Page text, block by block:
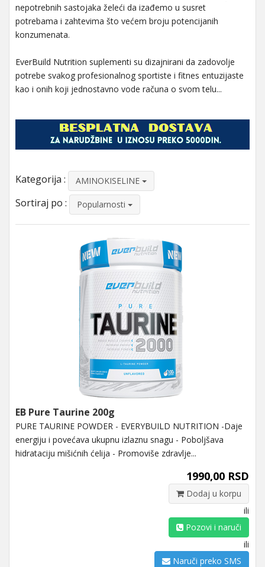
nepotrebnih sastojaka želeći da izađemo u susret
potrebama i zahtevima što većem broju potencijanih
konzumenata.
EverBuild Nutrition suplementi su dizajnirani da zadovolje
potrebe svakog profesionalnog sportiste i fitnes entuzijaste
kao i onih koji jednostavno vode računa o svom telu...
Kategorija : AMINOKISELINE
Sortiraj po : Popularnosti
EB Pure Taurine 200g
PURE TAURINE POWDER - EVERYBUILD NUTRITION -Daje
energiju i povećava ukupnu izlaznu snagu - Poboljšava
hidrataciju mišićnih ćelija - Promoviše zdravlje...
1990,00 RSD
Dodaj u korpu
ili
Pozovi i naruči
ili
Naruči preko SMS